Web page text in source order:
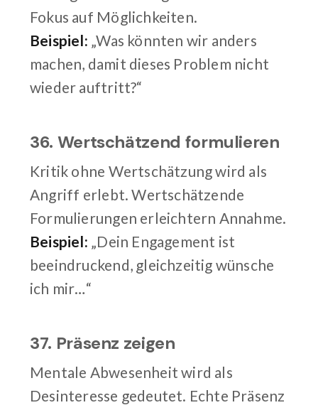
Fokus auf Möglichkeiten.
Beispiel: „Was könnten wir anders
machen, damit dieses Problem nicht
wieder auftritt?“
36. Wertschätzend formulieren
Kritik ohne Wertschätzung wird als
Angriff erlebt. Wertschätzende
Formulierungen erleichtern Annahme.
Beispiel: „Dein Engagement ist
beeindruckend, gleichzeitig wünsche
ich mir…“
37. Präsenz zeigen
Mentale Abwesenheit wird als
Desinteresse gedeutet. Echte Präsenz